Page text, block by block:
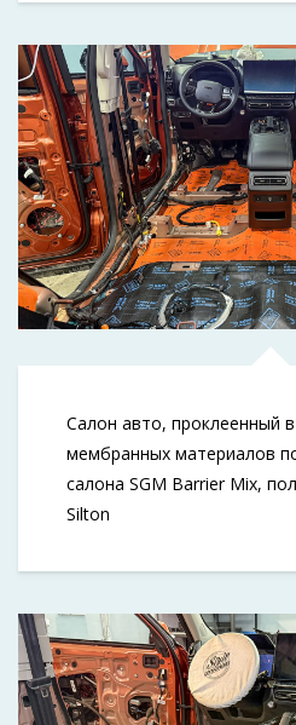
Салон авто, проклеенный
мембранных материалов
салона SGM Barrier Mix,
Silton